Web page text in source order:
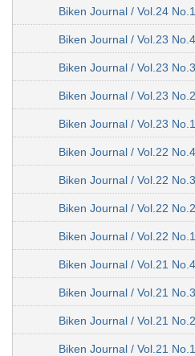
Biken Journal / Vol.24
Biken Journal / Vol.23
Biken Journal / Vol.23
Biken Journal / Vol.23
Biken Journal / Vol.23
Biken Journal / Vol.22
Biken Journal / Vol.22
Biken Journal / Vol.22
Biken Journal / Vol.22
Biken Journal / Vol.21
Biken Journal / Vol.21
Biken Journal / Vol.21
Biken Journal / Vol.21